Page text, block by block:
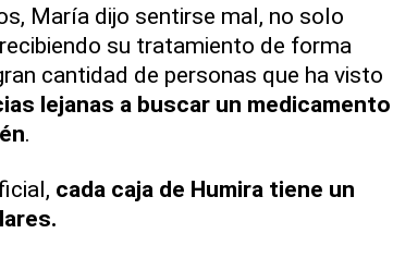
María dijo sentirse mal, no solo
su tratamiento de forma
cantidad de personas que ha visto
lejanas a buscar un medicamento
.
cada caja de Humira tiene un